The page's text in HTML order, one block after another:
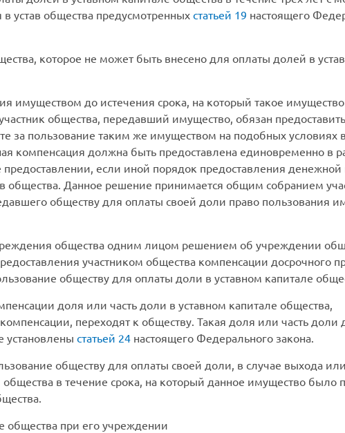
устав общества предусмотренных статьей 19 настоящего
которое не может быть внесено для оплаты долей в
имуществом до истечения срока, на который такое
общества, передавший имущество, обязан
за пользование таким же имуществом на подобных условиях
компенсация должна быть предоставлена единовременно в
если иной порядок предоставления
общества. Данное решение принимается общим собранием
обществу для оплаты своей доли право пользования
общества одним лицом решением об учреждении
участником общества компенсации досрочного
обществу для оплаты доли в уставном капитале
доля или часть доли в уставном капитале общества,
переходят к обществу. Такая доля или часть доли
установлены статьей 24 настоящего Федерального закона.
обществу для оплаты своей доли, в случае выхода
общества в течение срока, на который данное имущество было
общества при его учреждении